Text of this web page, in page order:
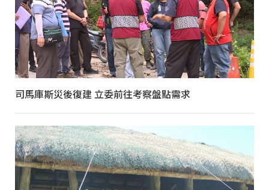
司馬庫斯災後復建 立委前往考察盤點需求